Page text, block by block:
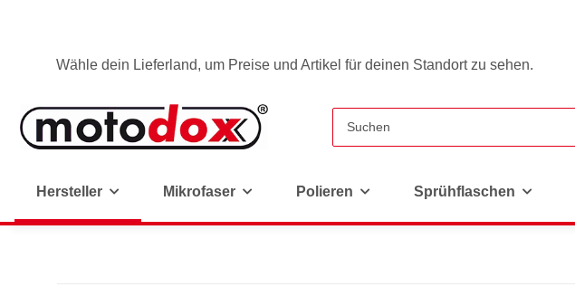
Wähle dein Lieferland, um Preise und Artikel für deinen Standort zu sehen.
Hersteller Mikrofaser Polieren Sprühflaschen